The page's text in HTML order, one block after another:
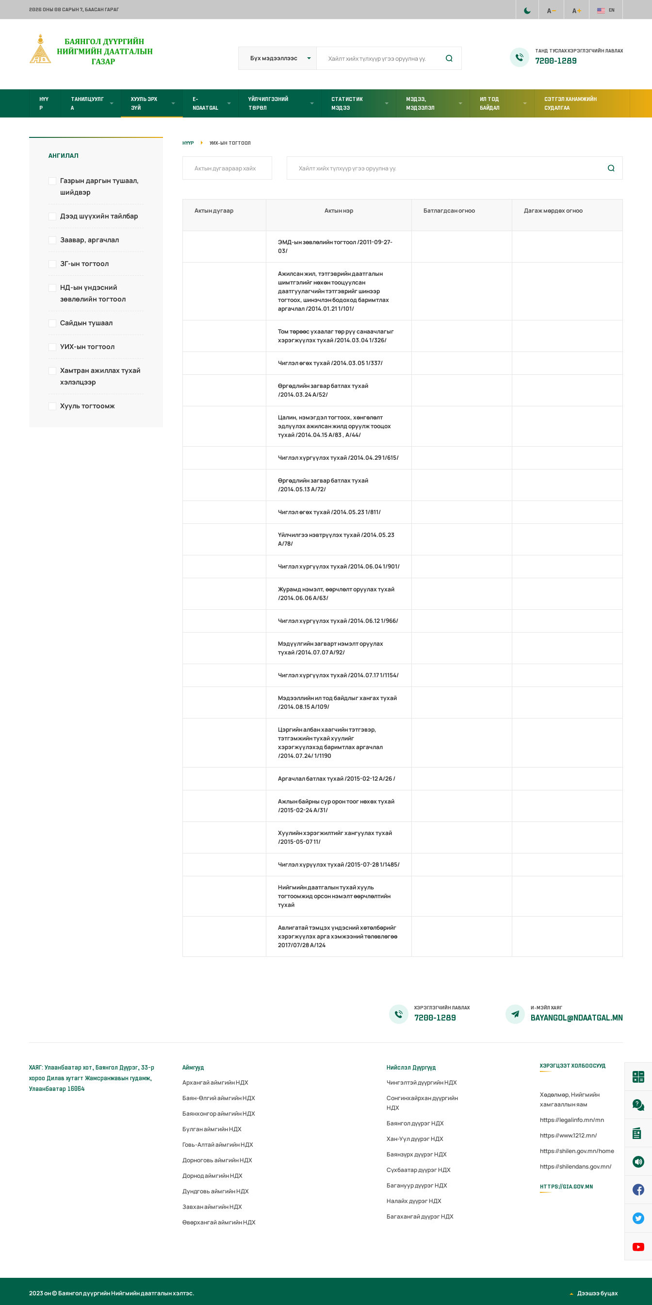
2026 ОНЫ 08 САРЫН 7, БААСАН ГАРАГ EN
ТАНД ТУСЛАХ ХЭРЭГЛЭГЧИЙН ЛАВЛАХ
7200-1289
НҮҮ
Р
ТАНИЛЦУУЛГ
А
ХУУЛЬ ЭРХ
ЗҮЙ
E-
NDAATGAL
ҮЙЛЧИЛГЭЭНИЙ
ТӨРӨЛ
СТАТИСТИК
МЭДЭЭ
МЭДЭЭ,
МЭДЭЭЛЭЛ
ИЛ ТОД
БАЙДАЛ
СЭТГЭЛ ХАНАМЖИЙН
СУДАЛГАА
АНГИЛАЛ
Газрын даргын тушаал,
шийдвэр
Дээд шүүхийн тайлбар
Заавар, аргачлал
ЗГ-ын тогтоол
НД-ын үндэсний
зөвлөлийн тогтоол
Сайдын тушаал
УИХ-ын тогтоол
Хамтран ажиллах тухай
хэлэлцээр
Хууль тогтоомж
НҮҮР УИХ-ЫН ТОГТООЛ
Актын дугаар Актын нэр Батлагдсан огноо Дагаж мөрдөх огноо
ЭМД-ын зөвлөлийн тогтоол /2011-09-27-
03/
Ажилсан жил, тэтгэврийн даатгалын
шимтгэлийг нөхөн тооцуулсан
даатгуулагчийн тэтгэврийг шинээр
тогтоох, шинэчлэн бодоход баримтлах
аргачлал /2014.01.21 1/101/
Том төрөөс ухаалаг төр рүү санаачлагыг
хэрэгжүүлэх тухай /2014.03.04 1/326/
Чиглэл өгөх тухай /2014.03.05 1/337/
Өргөдлийн загвар батлах тухай
/2014.03.24 А/52/
Цалин, нэмэгдэл тогтоох, хөнгөлөлт
эдлүүлэх ажилсан жилд оруулж тооцох
тухай /2014.04.15 А/83 , А/44/
Чиглэл хүргүүлэх тухай /2014.04.29 1/615/
Өргөдлийн загвар батлах тухай
/2014.05.13 А/72/
Чиглэл өгөх тухай /2014.05.23 1/811/
Үйлчилгээ нэвтрүүлэх тухай /2014.05.23
А/78/
Чиглэл хүргүүлэх тухай /2014.06.04 1/901/
Журамд нэмэлт, өөрчлөлт оруулах тухай
/2014.06.06 А/63/
Чиглэл хүргүүлэх тухай /2014.06.12 1/966/
Мэдүүлгийн загварт нэмэлт оруулах
тухай /2014.07.07 А/92/
Чиглэл хүргүүлэх тухай /2014.07.17 1/1154/
Мэдээллийн ил тод байдлыг хангах тухай
/2014.08.15 А/109/
Цэргийн албан хаагчийн тэтгэвэр,
тэтгэмжийн тухай хуулийг
хэрэгжүүлэхэд баримтлах аргачлал
/2014.07.24/ 1/1190
Аргачлал батлах тухай /2015-02-12 А/26 /
Ажлын байрны сур орон тоог нөхөх тухай
/2015-02-24 А/31/
Хуулийн хэрэгжилтийг хангуулах тухай
/2015-05-07 11/
Чиглэл хүрүүлэх тухай /2015-07-28 1/1485/
Нийгмийн даатгалын тухай хууль
тогтоомжид орсон нэмэлт өөрчлөлтийн
тухай
Авлигатай тэмцэх үндэсний хөтөлбөрийг
хэрэгжүүлэх арга хэмжээний төлөвлөгөө
2017/07/28 А/124
ХЭРЭГЛЭГЧИЙН ЛАВЛАХ
7200-1289
И-МЭЙЛ ХАЯГ
BAYANGOL@NDAATGAL.MN
ХАЯГ: Улаанбаатар хот, Баянгол Дүүрэг, 33-р
хороо Дилав хутагт Жамсранжавын гудамж,
Улаанбаатар 16064
Аймгууд
Архангай аймгийн НДХ
Баян-Өлгий аймгийн НДХ
Баянхонгор аймгийн НДХ
Булган аймгийн НДХ
Говь-Алтай аймгийн НДХ
Дорноговь аймгийн НДХ
Дорнод аймгийн НДХ
Дундговь аймгийн НДХ
Завхан аймгийн НДХ
Өвөрхангай аймгийн НДХ
Нийслэл Дүүргүүд
Чингэлтэй дүүргийн НДХ
Сонгинхайрхан дүүргийн
НДХ
Баянгол дүүрэг НДХ
Хан-Уул дүүрэг НДХ
Баянзүрх дүүрэг НДХ
Сүхбаатар дүүрэг НДХ
Багануур дүүрэг НДХ
Налайх дүүрэг НДХ
Багахангай дүүрэг НДХ
ХЭРЭГЦЭЭТ ХОЛБООСУУД
Хөдөлмөр, Нийгмийн
хамгааллын яам
https://legalinfo.mn/mn
https://www.1212.mn/
https://shilen.gov.mn/home
https://shilendans.gov.mn/
HTTPS://GIA.GOV.MN
2023 он © Баянгол дүүргийн Нийгмийн даатгалын хэлтэс. Дээшээ буцах